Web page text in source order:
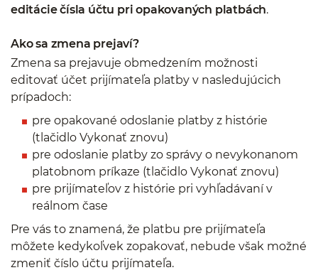
editácie čísla účtu pri opakovaných platbách.
Ako sa zmena prejaví?
Zmena sa prejavuje obmedzením možnosti
editovať účet prijímateľa platby v nasledujúcich
prípadoch:
pre opakované odoslanie platby z histórie
(tlačidlo Vykonať znovu)
pre odoslanie platby zo správy o nevykonanom
platobnom príkaze (tlačidlo Vykonať znovu)
pre prijímateľov z histórie pri vyhľadávaní v
reálnom čase
Pre vás to znamená, že platbu pre prijímateľa
môžete kedykoľvek zopakovať, nebude však možné
zmeniť číslo účtu prijímateľa.